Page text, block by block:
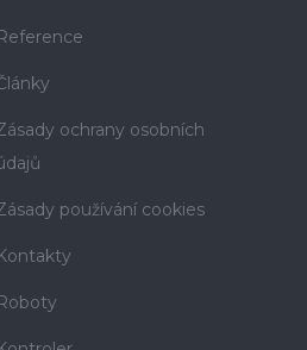
ochrany osobních
používání cookies